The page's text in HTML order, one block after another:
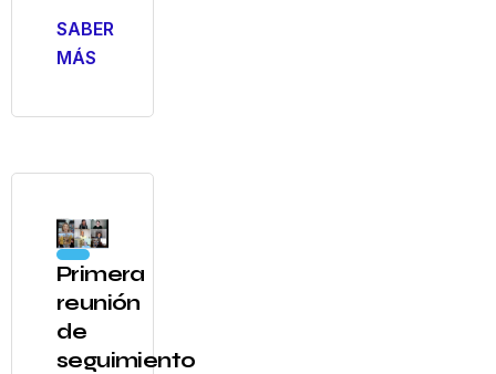
SABER
MÁS
Primera
reunión
de
seguimiento